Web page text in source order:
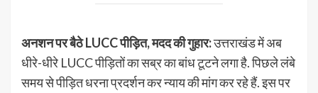
अनशन पर बैठे LUCC पीड़ित, मदद की गुहार:उत्तराखंड में अब
धीरे-धीरे LUCC पीड़ितों का सब्र का बांध टूटने लगा है. पिछले लंबे
समय से पीड़ित धरना प्रदर्शन कर न्याय की मांग कर रहे हैं. इस पर